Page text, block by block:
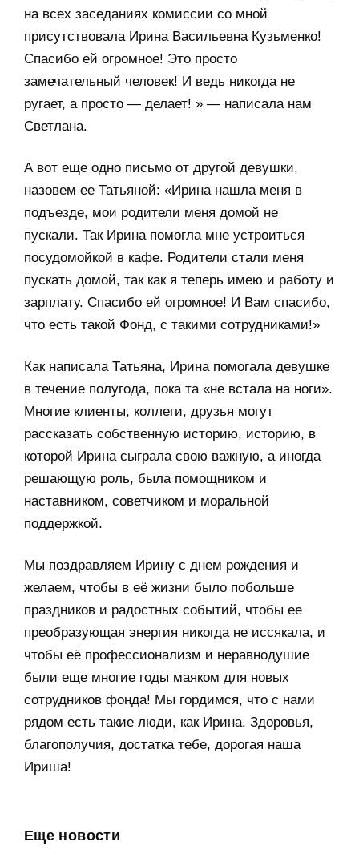
на всех заседаниях комиссии со мной
присутствовала Ирина Васильевна Кузьменко!
Спасибо ей огромное! Это просто
замечательный человек! И ведь никогда не
ругает, а просто — делает! » — написала нам
Светлана.
А вот еще одно письмо от другой девушки,
назовем ее Татьяной: «Ирина нашла меня в
подъезде, мои родители меня домой не
пускали. Так Ирина помогла мне устроиться
посудомойкой в кафе. Родители стали меня
пускать домой, так как я теперь имею и работу и
зарплату. Спасибо ей огромное! И Вам спасибо,
что есть такой Фонд, с такими сотрудниками!»
Как написала Татьяна, Ирина помогала девушке
в течение полугода, пока та «не встала на ноги».
Многие клиенты, коллеги, друзья могут
рассказать собственную историю, историю, в
которой Ирина сыграла свою важную, а иногда
решающую роль, была помощником и
наставником, советчиком и моральной
поддержкой.
Мы поздравляем Ирину с днем рождения и
желаем, чтобы в её жизни было побольше
праздников и радостных событий, чтобы ее
преобразующая энергия никогда не иссякала, и
чтобы её профессионализм и неравнодушие
были еще многие годы маяком для новых
сотрудников фонда! Мы гордимся, что с нами
рядом есть такие люди, как Ирина. Здоровья,
благополучия, достатка тебе, дорогая наша
Ириша!
Еще новости